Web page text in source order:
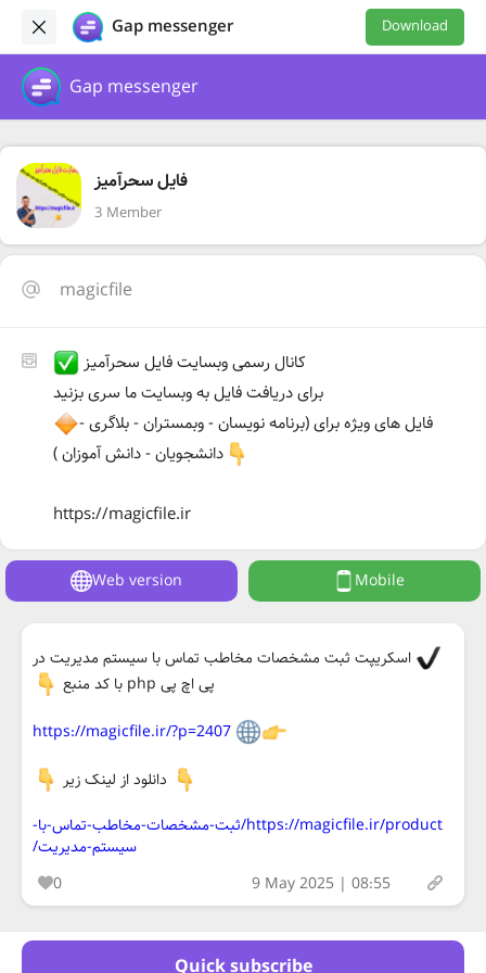
Gap messenger Download
Gap messenger
فایل سحرآمیز
3 Member
magicfile
کانال رسمی وبسایت فایل سحرآمیز
برای دریافت فایل به وبسایت ما سری بزنید
فایل های ویژه برای (برنامه نویسان - وبمستران - بلاگری -
دانشجویان - دانش آموزان )
https://magicfile.ir
Quick subscribe
Web version Mobile
اسکریپت ثبت مشخصات مخاطب تماس با سیستم مدیریت در
پی اچ پی php با کد منبع
https://magicfile.ir/?p=2407
دانلود از لینک زیر
https://magicfile.ir/product/ثبت-مشخصات-مخاطب-تماس-با-
سيستم-مديريت/
0
9 May 2025 | 08:55